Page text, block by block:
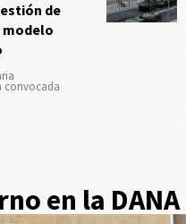
de
modelo
convocada
en la DANA